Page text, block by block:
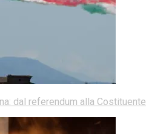
dal referendum alla Costituente